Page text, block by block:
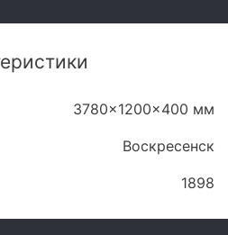
3780x1200x400 мм
Воскресенск
1898